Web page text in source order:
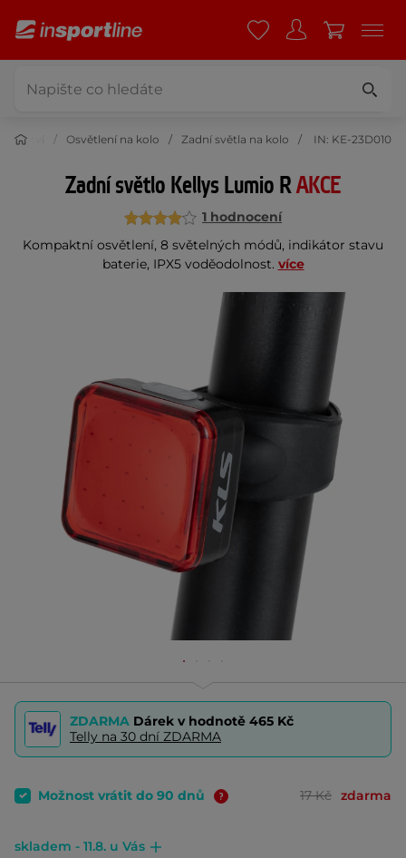
Osvětlení na kolo Zadní světla na kolo IN: KE-23D010
Zadní světlo Kellys Lumio RAKCE
1 hodnocení
Kompaktní osvětlení, 8 světelných módů, indikátor stavu
baterie, IPX5 voděodolnost. více
ZDARMA Dárek v hodnotě 465 Kč
Telly na 30 dní ZDARMA
Možnost vrátit do 90 dnů 17 Kč zdarma
skladem - 11.8. u Vás